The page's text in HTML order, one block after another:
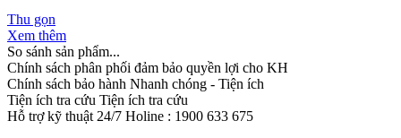
Thu gọn
Xem thêm
So sánh sản phẩm...
Chính sách phân phối đảm bảo quyền lợi cho KH
Chính sách bảo hành Nhanh chóng - Tiện ích
Tiện ích tra cứu Tiện ích tra cứu
Hỗ trợ kỹ thuật 24/7 Holine : 1900 633 675